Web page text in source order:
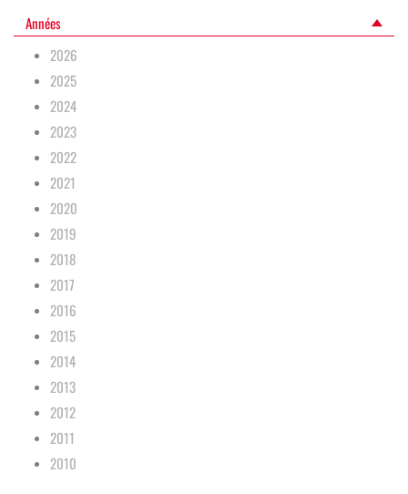
Années
2026
2025
2024
2023
2022
2021
2020
2019
2018
2017
2016
2015
2014
2013
2012
2011
2010